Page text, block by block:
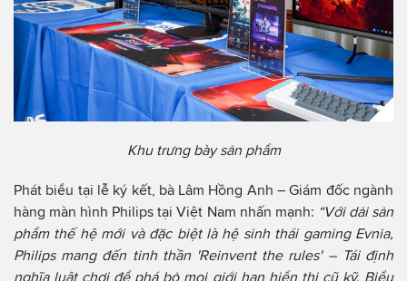
Khu trưng bày sản phẩm
Phát biểu tại lễ ký kết, bà Lâm Hồng Anh – Giám đốc ngành
hàng màn hình Philips tại Việt Nam nhấn mạnh: “Với dải sản
phẩm thế hệ mới và đặc biệt là hệ sinh thái gaming Evnia,
Philips mang đến tinh thần 'Reinvent the rules' – Tái định
nghĩa luật chơi để phá bỏ mọi giới hạn hiển thị cũ kỹ. Biểu